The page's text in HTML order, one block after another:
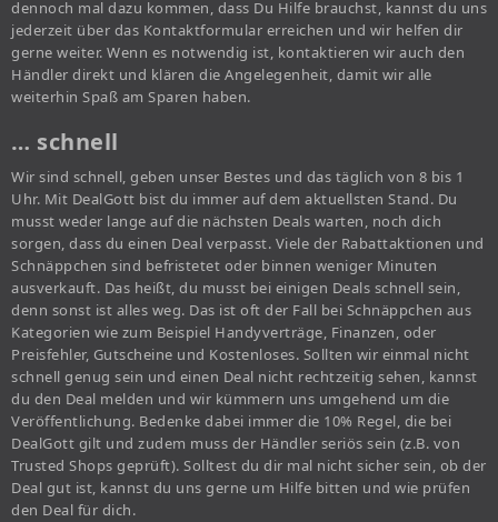
dennoch mal dazu kommen, dass Du Hilfe brauchst, kannst du uns
jederzeit über das Kontaktformular erreichen und wir helfen dir
gerne weiter. Wenn es notwendig ist, kontaktieren wir auch den
Händler direkt und klären die Angelegenheit, damit wir alle
weiterhin Spaß am Sparen haben.
… schnell
Wir sind schnell, geben unser Bestes und das täglich von 8 bis 1
Uhr. Mit DealGott bist du immer auf dem aktuellsten Stand. Du
musst weder lange auf die nächsten Deals warten, noch dich
sorgen, dass du einen Deal verpasst. Viele der Rabattaktionen und
Schnäppchen sind befristetet oder binnen weniger Minuten
ausverkauft. Das heißt, du musst bei einigen Deals schnell sein,
denn sonst ist alles weg. Das ist oft der Fall bei Schnäppchen aus
Kategorien wie zum Beispiel Handyverträge, Finanzen, oder
Preisfehler, Gutscheine und Kostenloses. Sollten wir einmal nicht
schnell genug sein und einen Deal nicht rechtzeitig sehen, kannst
du den Deal melden und wir kümmern uns umgehend um die
Veröffentlichung. Bedenke dabei immer die 10% Regel, die bei
DealGott gilt und zudem muss der Händler seriös sein (z.B. von
Trusted Shops geprüft). Solltest du dir mal nicht sicher sein, ob der
Deal gut ist, kannst du uns gerne um Hilfe bitten und wie prüfen
den Deal für dich.